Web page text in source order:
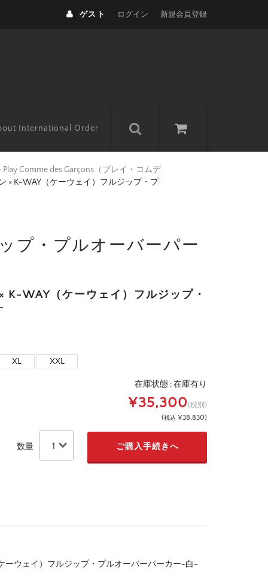
ゲスト ログイン 新規会員登録
International Order
Play Comme des Garçons（プレイ・コムデ
× K-WAY（ケーウェイ）フルジップ・プ
プ・プルオーバーパー
K-WAY（ケーウェイ）フルジップ・
XL XXL
在庫状態 :在庫有り
¥35,300(税別)
(税込 ¥38,830)
数量
ーウェイ）フルジップ・プルオーバーパーカー-白-